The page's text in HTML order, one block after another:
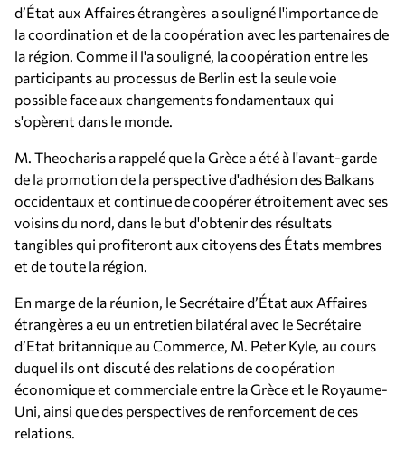
d’État aux Affaires étrangères a souligné l'importance de
la coordination et de la coopération avec les partenaires de
la région. Comme il l'a souligné, la coopération entre les
participants au processus de Berlin est la seule voie
possible face aux changements fondamentaux qui
s'opèrent dans le monde.
M. Theocharis a rappelé que la Grèce a été à l'avant-garde
de la promotion de la perspective d'adhésion des Balkans
occidentaux et continue de coopérer étroitement avec ses
voisins du nord, dans le but d'obtenir des résultats
tangibles qui profiteront aux citoyens des États membres
et de toute la région.
En marge de la réunion, le Secrétaire d’État aux Affaires
étrangères a eu un entretien bilatéral avec le Secrétaire
d’Etat britannique au Commerce, M. Peter Kyle, au cours
duquel ils ont discuté des relations de coopération
économique et commerciale entre la Grèce et le Royaume-
Uni, ainsi que des perspectives de renforcement de ces
relations.